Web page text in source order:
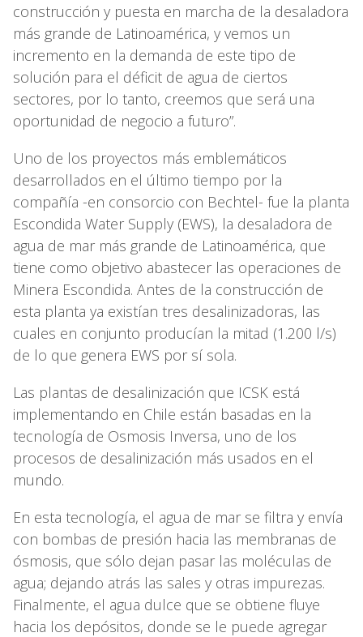
construcción y puesta en marcha de la desaladora
más grande de Latinoamérica, y vemos un
incremento en la demanda de este tipo de
solución para el déficit de agua de ciertos
sectores, por lo tanto, creemos que será una
oportunidad de negocio a futuro”.
Uno de los proyectos más emblemáticos
desarrollados en el último tiempo por la
compañía -en consorcio con Bechtel- fue la planta
Escondida Water Supply (EWS), la desaladora de
agua de mar más grande de Latinoamérica, que
tiene como objetivo abastecer las operaciones de
Minera Escondida. Antes de la construcción de
esta planta ya existían tres desalinizadoras, las
cuales en conjunto producían la mitad (1.200 l/s)
de lo que genera EWS por sí sola.
Las plantas de desalinización que ICSK está
implementando en Chile están basadas en la
tecnología de Osmosis Inversa, uno de los
procesos de desalinización más usados en el
mundo.
En esta tecnología, el agua de mar se filtra y envía
con bombas de presión hacia las membranas de
ósmosis, que sólo dejan pasar las moléculas de
agua; dejando atrás las sales y otras impurezas.
Finalmente, el agua dulce que se obtiene fluye
hacia los depósitos, donde se le puede agregar